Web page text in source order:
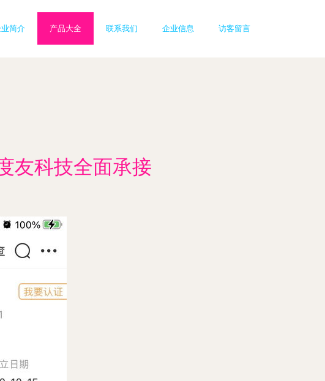
简介 产品大全 联系我们 企业信息 访客留言
友科技全面承接